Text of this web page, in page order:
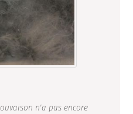
n'a pas encore